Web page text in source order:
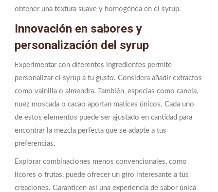
obtener una textura suave y homogénea en el syrup.
Innovación en sabores y
personalización del syrup
Experimentar con diferentes ingredientes permite
personalizar el syrup a tu gusto. Considera añadir extractos
como vainilla o almendra. También, especias como canela,
nuez moscada o cacao aportan matices únicos. Cada uno
de estos elementos puede ser ajustado en cantidad para
encontrar la mezcla perfecta que se adapte a tus
preferencias.
Explorar combinaciones menos convencionales, como
licores o frutas, puede ofrecer un giro interesante a tus
creaciones. Garanticen así una experiencia de sabor única